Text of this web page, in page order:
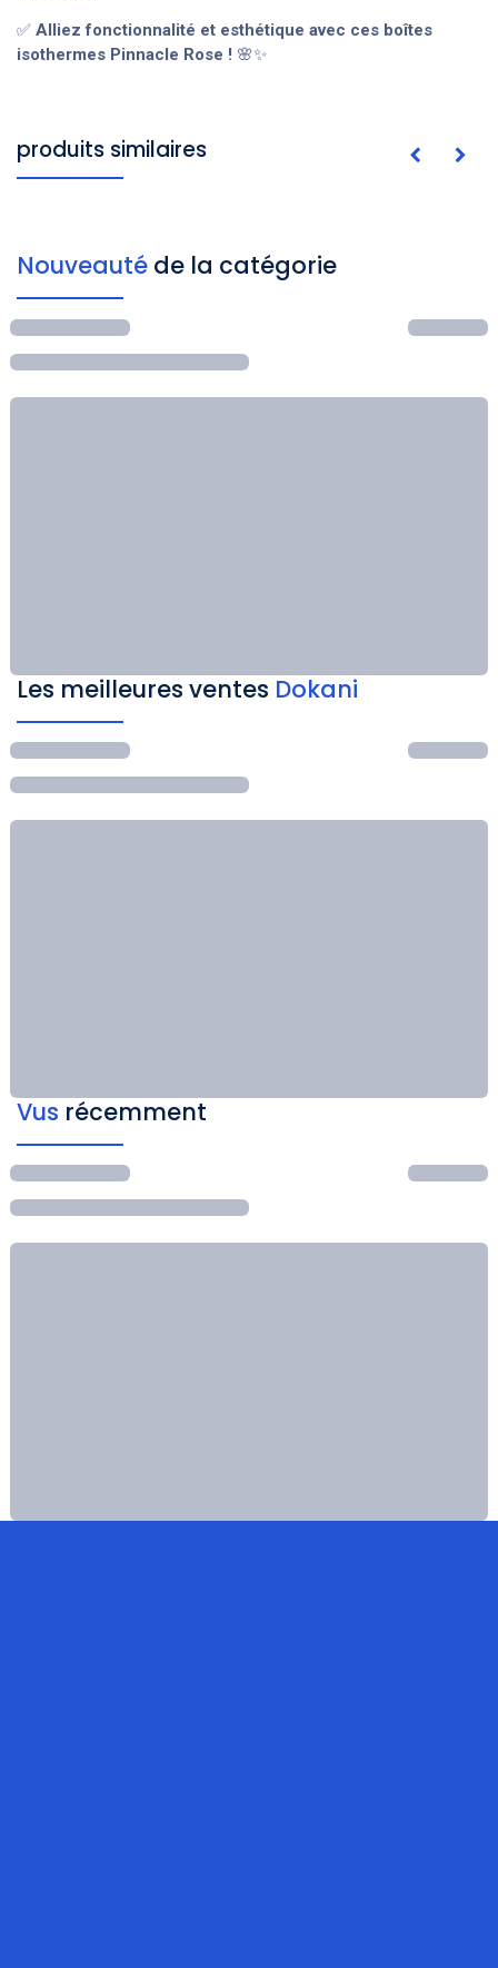
✅ Alliez fonctionnalité et esthétique avec ces boîtes
isothermes Pinnacle Rose ! 🌸✨
produits similaires
Nouveauté de la catégorie
Les meilleures ventes Dokani
Vus récemment